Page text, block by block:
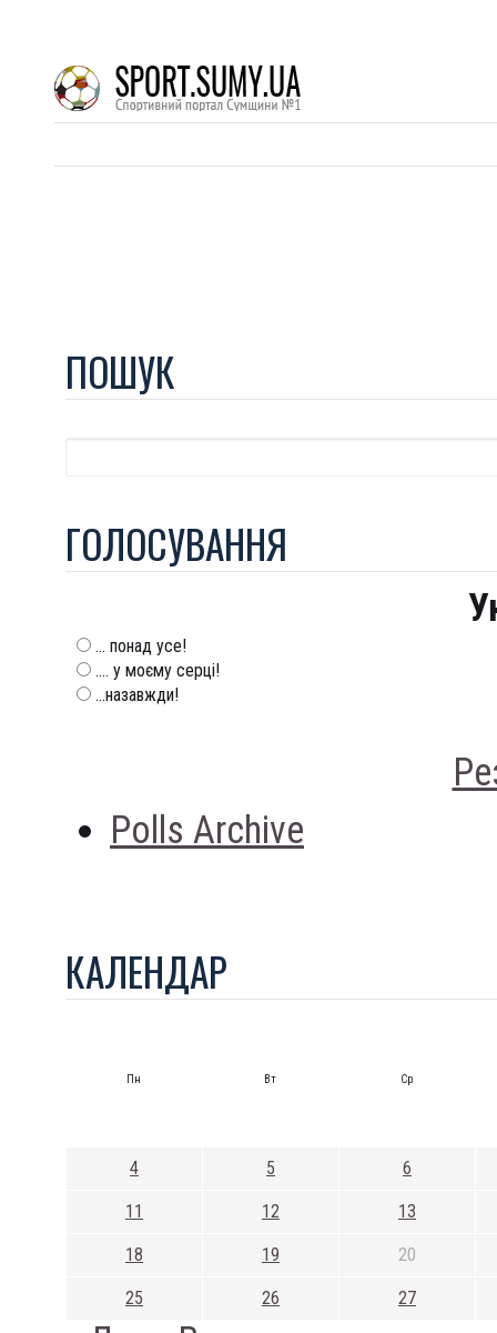
ПОШУК
ГОЛОСУВАННЯ
... понад усе!
.... у моєму серці!
...назавжди!
Polls Archive
КАЛЕНДАР
Пн Вт Ср
4 5 6
11 12 13
18 19 20
25 26 27